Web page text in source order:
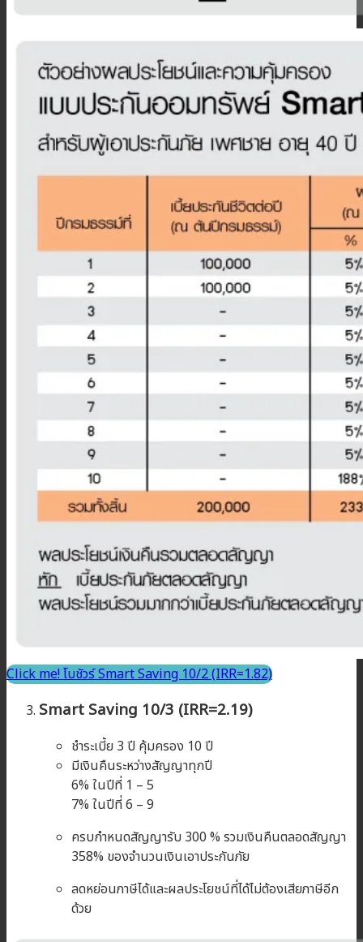
Click me! โบชัวร์ Smart Saving 10/2 (IRR=1.82)
Smart Saving 10/3 (IRR=2.19)
ชำระเบี้ย 3 ปี คุ้มครอง 10 ปี
มีเงินคืนระหว่างสัญญาทุกปี
6% ในปีที่ 1 – 5
7% ในปีที่ 6 – 9
ครบกำหนดสัญญารับ 300 % รวมเงินคืนตลอดสัญญา
358% ของจำนวนเงินเอาประกันภัย
ลดหย่อนภาษีได้และผลประโยชน์ที่ได้ไม่ต้องเสียภาษีอีก
ด้วย